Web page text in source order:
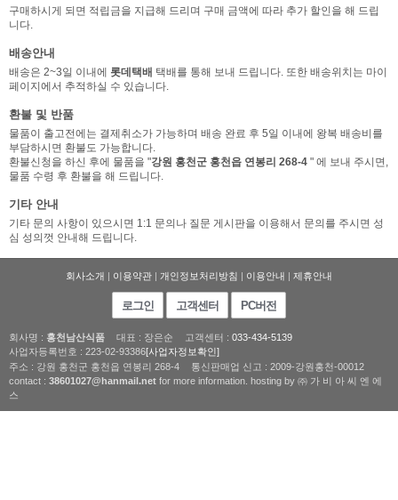
구매하시게 되면 적립금을 지급해 드리며 구매 금액에 따라 추가 할인을 해 드립
니다.
배송안내
배송은 2~3일 이내에 롯데택배 택배를 통해 보내 드립니다. 또한 배송위치는 마이
페이지에서 추적하실 수 있습니다.
환불 및 반품
물품이 출고전에는 결제취소가 가능하며 배송 완료 후 5일 이내에 왕복 배송비를
부담하시면 환불도 가능합니다.
환불신청을 하신 후에 물품을 "강원 홍천군 홍천읍 연봉리 268-4 " 에 보내 주시면,
물품 수령 후 환불을 해 드립니다.
기타 안내
기타 문의 사항이 있으시면 1:1 문의나 질문 게시판을 이용해서 문의를 주시면 성
심 성의껏 안내해 드립니다.
회사소개 | 이용약관 | 개인정보처리방침 | 이용안내 | 제휴안내
로그인 고객센터 PC버전
회사명 : 홍천남산식품 대표 : 장은순 고객센터 : 033-434-5139
사업자등록번호 : 223-02-93386[사업자정보확인]
주소 : 강원 홍천군 홍천읍 연봉리 268-4
통신판매업 신고 : 2009-강원홍천-00012
contact : 38601027@hanmail.net for more information. hosting by ㈜ 가 비 아 씨 엔 에
스